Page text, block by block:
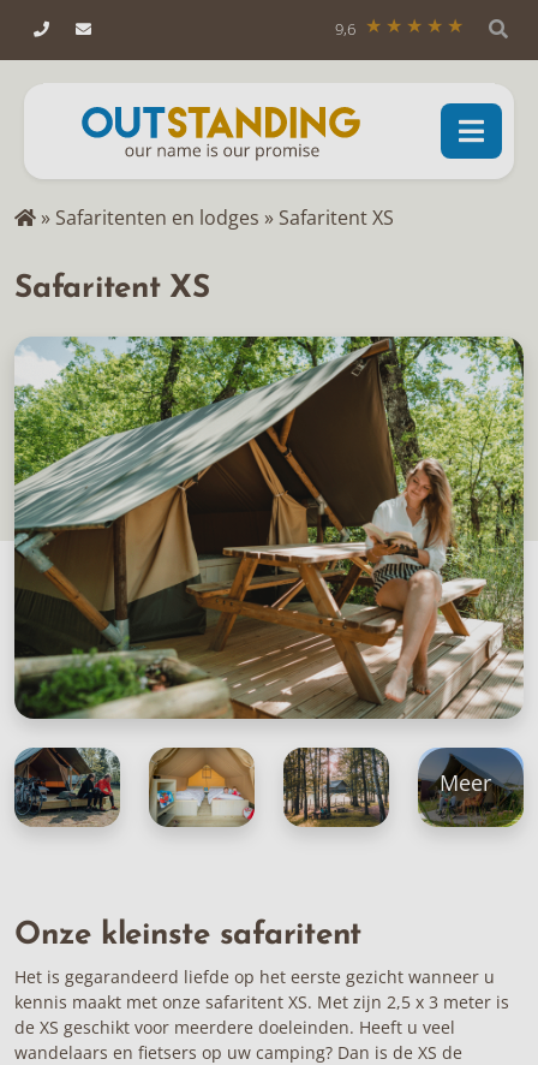
9,6
» Safaritenten en lodges » Safaritent XS
Safaritent XS
Meer
Onze kleinste safaritent
Het is gegarandeerd liefde op het eerste gezicht wanneer u
kennis maakt met onze safaritent XS. Met zijn 2,5 x 3 meter is
de XS geschikt voor meerdere doeleinden. Heeft u veel
wandelaars en fietsers op uw camping? Dan is de XS de